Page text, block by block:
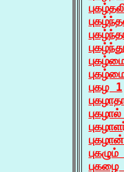
புகழ 1
புகழை